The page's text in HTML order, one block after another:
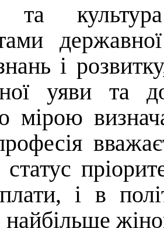
та
і
уяви та
мірою
статус
і в